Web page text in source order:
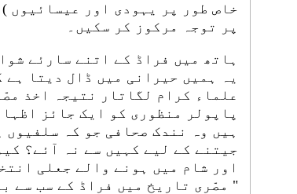
خاص طور پر یہودی اور عیسائیوں )
پر توجہ مرکوز کر سکیں۔
ہاتھ میں فراڈ کے اتنے سارئے
یہ ہمیں حیرانی میں ڈال دیتا
علماء کرام لگاتار نتیجہ اخذ
پاپولر منظوری کو ایک جائز
جیتنے کے لیے کہیں سے نہ آئے؟
اور شام میں ہونے والے جعلی
" مصّری تاریخ میں فراڈ کے سب سے